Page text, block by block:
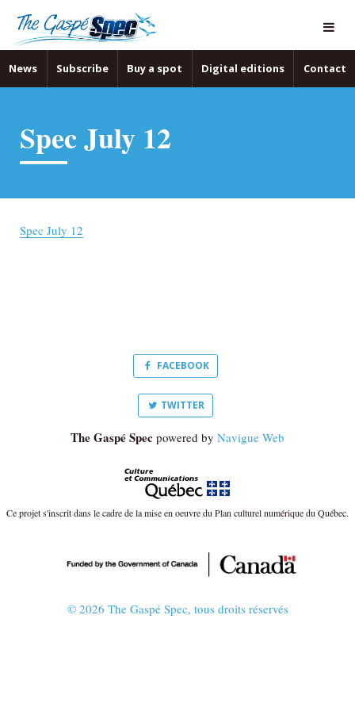
News Subscribe Buy a spot Digital editions Contact
Spec July 12
Spec July 12
FACEBOOK
TWITTER
The Gaspé Spec powered by Navigue Web
Ce projet s'inscrit dans le cadre de la mise en oeuvre du Plan culturel numérique du Québec.
© 2026 The Gaspé Spec, tous droits réservés